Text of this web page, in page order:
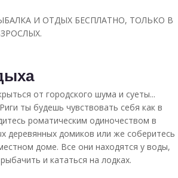
И ОТДЫХ БЕСПЛАТНО, ТОЛЬКО В
от городского шума и суеты...
ты будешь чувствовать себя как в
роматическим одиночеством в
деревянных домиков или же соберитесь
доме. Все они находятся у воды,
и кататься на лодках.